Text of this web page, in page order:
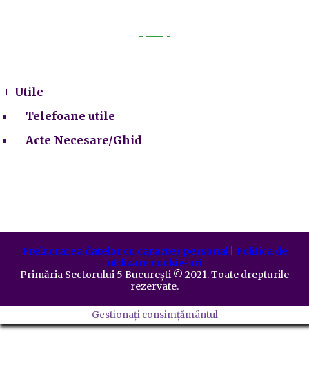
Utile
Telefoane utile
Acte Necesare/Ghid
Prelucrarea datelor cu caracter personal| Politica de
utilizare cookie-uri
Primăria Sectorului 5 București ©️ 2021. Toate drepturile
rezervate.
Gestionați consimțământul